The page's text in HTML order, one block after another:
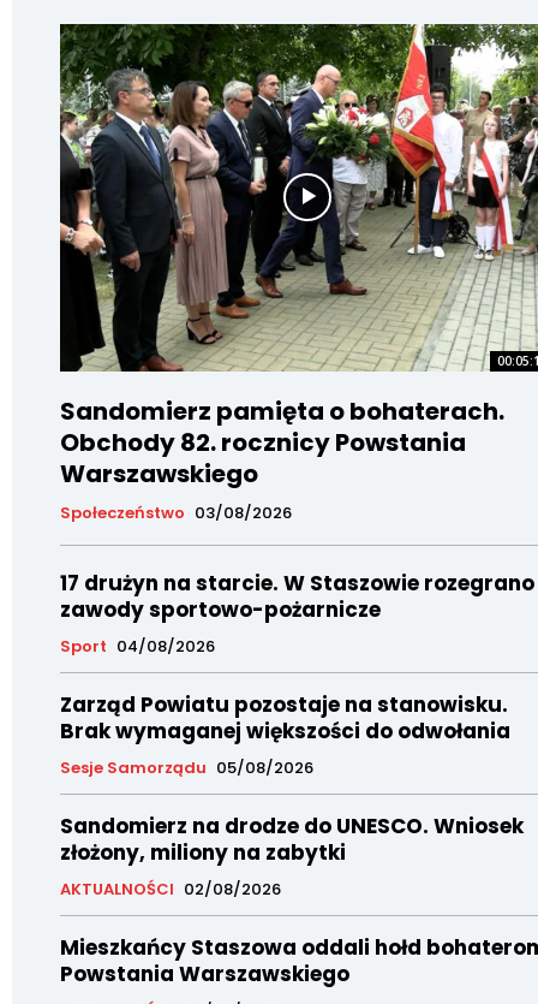
Sandomierz pamięta o bohaterach.
Obchody 82. rocznicy Powstania
Warszawskiego
Społeczeństwo 03/08/2026
17 drużyn na starcie. W Staszowie rozegrano
zawody sportowo-pożarnicze
Sport 04/08/2026
Zarząd Powiatu pozostaje na stanowisku.
Brak wymaganej większości do odwołania
Sesje Samorządu 05/08/2026
Sandomierz na drodze do UNESCO. Wniosek
złożony, miliony na zabytki
AKTUALNOŚCI 02/08/2026
Mieszkańcy Staszowa oddali hołd
Powstania Warszawskiego